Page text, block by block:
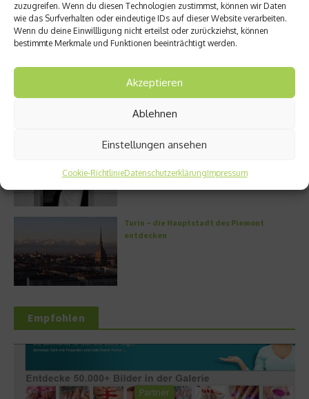
zuzugreifen. Wenn du diesen Technologien zustimmst, können wir Daten
wie das Surfverhalten oder eindeutige IDs auf dieser Website verarbeiten.
Wenn du deine Einwillligung nicht erteilst oder zurückziehst, können
bestimmte Merkmale und Funktionen beeinträchtigt werden.
Akzeptieren
Ablehnen
Einstellungen ansehen
Cookie-RichtlinieDatenschutzerklärungImpressum
Griechische Kochkunst in Athen: Das Makris
Turin – die Hauptstadt des Piemont
entdecken
Empfohlen
Partner